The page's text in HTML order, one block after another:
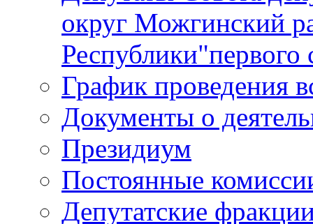
округ Можгинский
Республики"первого
График проведения
Документы о
Президиум
Постоянные
Депутатские